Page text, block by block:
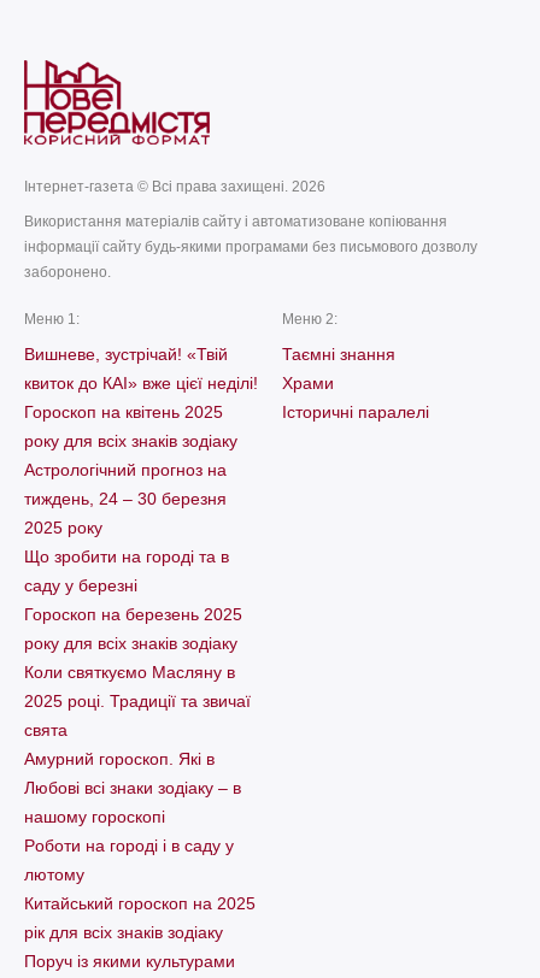
Інтернет-газета © Всі права захищені. 2026
Використання матеріалів сайту і автоматизоване копіювання
інформації сайту будь-якими програмами без письмового дозволу
заборонено.
Меню 1:
Вишневе, зустрічай! «Твій
квиток до КАІ» вже цієї неділі!
Гороскоп на квітень 2025
року для всіх знаків зодіаку
Астрологічний прогноз на
тиждень, 24 – 30 березня
2025 року
Що зробити на городі та в
саду у березні
Гороскоп на березень 2025
року для всіх знаків зодіаку
Коли святкуємо Масляну в
2025 році. Традиції та звичаї
свята
Амурний гороскоп. Які в
Любові всі знаки зодіаку – в
нашому гороскопі
Pоботи на городі і в саду у
лютому
Китайський гороскоп на 2025
рік для всіх знаків зодіаку
Поруч із якими культурами
Меню 2:
Таємні знання
Храми
Історичні паралелі